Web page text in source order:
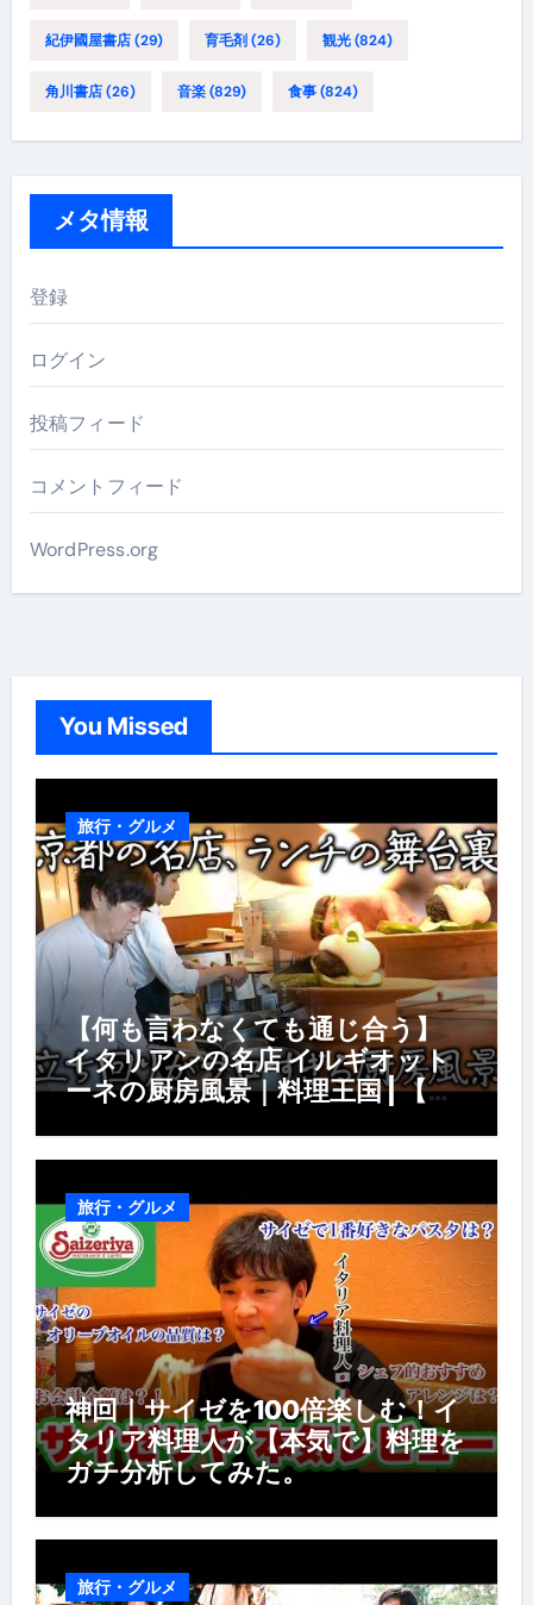
紀伊國屋書店(29) 育毛剤 (26) 観光(824)
角川書店(26) 音楽(829) 食事(824)
メタ情報
登録
ログイン
投稿フィード
コメントフィード
WordPress.org
You Missed
旅行・グルメ
【何も言わなくても通じ合う】
イタリアンの名店 イルギオット
ーネの厨房風景｜料理王国 | 【厨
風景】
旅行・グルメ
神回｜サイゼを100倍楽しむ！イ
タリア料理人が【本気で】料理を
ガチ分析してみた。
旅行・グルメ